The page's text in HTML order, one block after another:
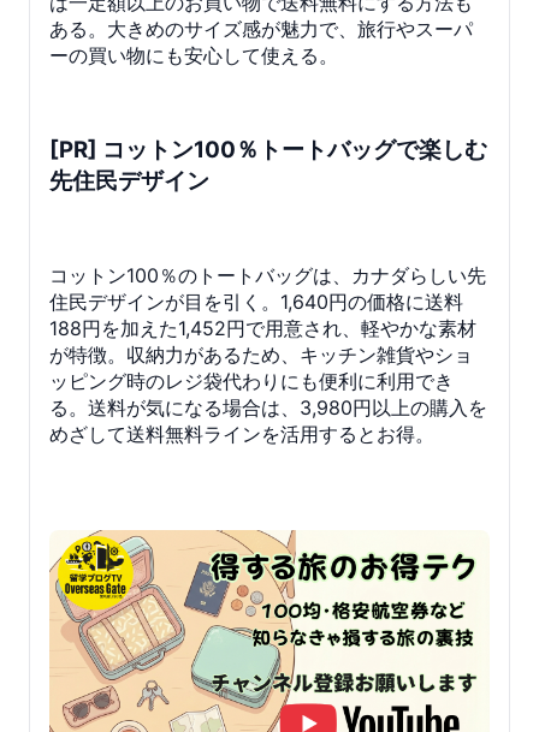
ある。大きめのサイズ感が魅力で、旅行やスーパ
ーの買い物にも安心して使える。
[PR] コットン100％トートバッグで楽しむ
先住民デザイン
コットン100％のトートバッグは、カナダらしい先
住民デザインが目を引く。1,640円の価格に送料
188円を加えた1,452円で用意され、軽やかな素材
が特徴。収納力があるため、キッチン雑貨やショ
ッピング時のレジ袋代わりにも便利に利用でき
る。送料が気になる場合は、3,980円以上の購入を
めざして送料無料ラインを活用するとお得。